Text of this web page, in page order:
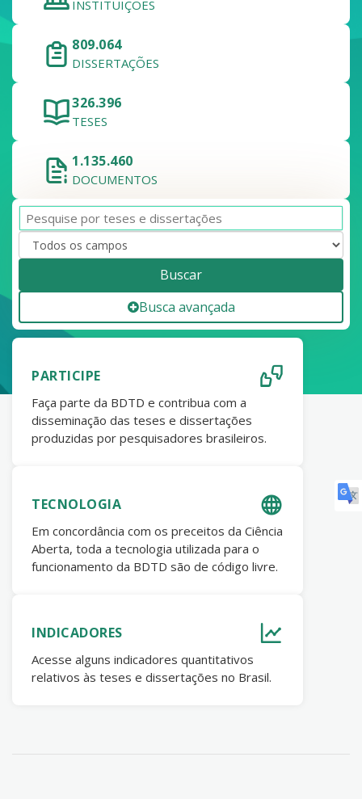
INSTITUIÇÕES
809.064
DISSERTAÇÕES
326.396
TESES
1.135.460
DOCUMENTOS
Buscar
Busca avançada
PARTICIPE
Faça parte da BDTD e contribua com a
disseminação das teses e dissertações
produzidas por pesquisadores brasileiros.
TECNOLOGIA
Em concordância com os preceitos da Ciência
Aberta, toda a tecnologia utilizada para o
funcionamento da BDTD são de código livre.
INDICADORES
Acesse alguns indicadores quantitativos
relativos às teses e dissertações no Brasil.